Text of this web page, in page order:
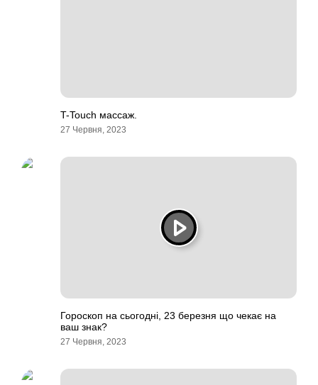
T-Touch массаж.
27 Червня, 2023
Гороскоп на сьогодні, 23 березня що чекає на
ваш знак?
27 Червня, 2023